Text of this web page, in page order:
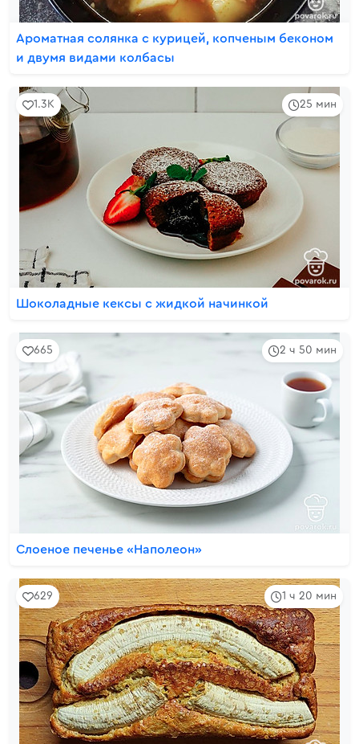
Ароматная солянка с курицей, копченым беконом
и двумя видами колбасы
25 мин
1.3K
Шоколадные кексы с жидкой начинкой
2 ч 50 мин
665
Слоеное печенье «Наполеон»
1 ч 20 мин
629